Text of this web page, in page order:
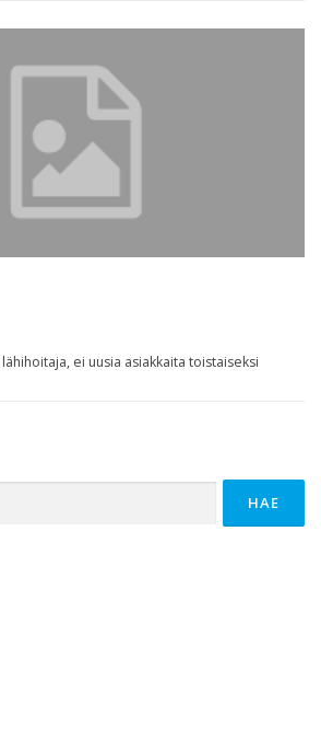
ei uusia asiakkaita toistaiseksi